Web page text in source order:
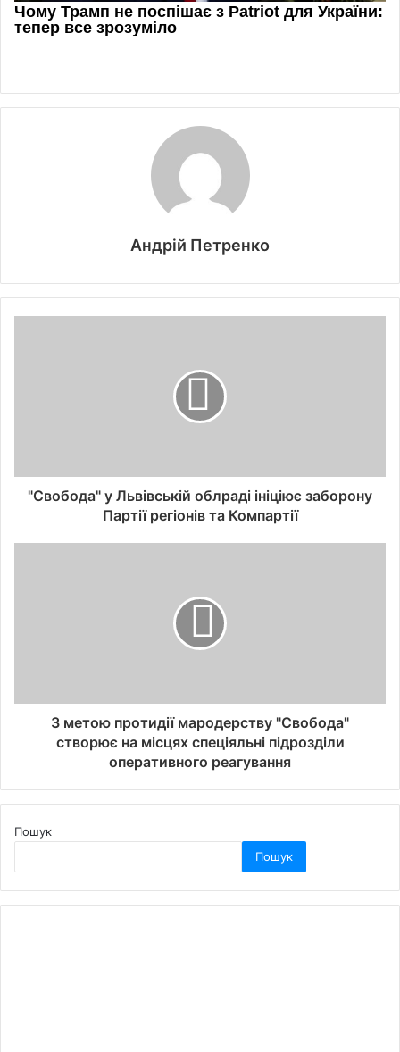
Андрій Петренко
"Свобода" у Львівській облраді ініціює заборону
Партії регіонів та Компартії
З метою протидії мародерству "Свобода"
створює на місцях спеціяльні підрозділи
оперативного реагування
Пошук
Пошук